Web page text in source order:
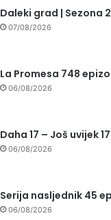
Daleki grad | Sezona
07/08/2026
La Promesa 748
06/08/2026
Daha 17 – Još uvijek
06/08/2026
Serija nasljednik 45
06/08/2026